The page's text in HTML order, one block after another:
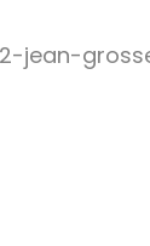
jean-